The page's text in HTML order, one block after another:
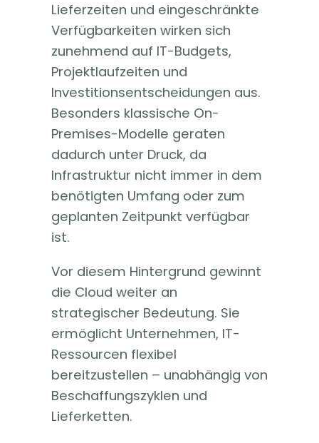
Lieferzeiten und eingeschränkte
Verfügbarkeiten wirken sich
zunehmend auf IT-Budgets,
Projektlaufzeiten und
Investitionsentscheidungen aus.
Besonders klassische On-
Premises-Modelle geraten
dadurch unter Druck, da
Infrastruktur nicht immer in dem
benötigten Umfang oder zum
geplanten Zeitpunkt verfügbar
ist.
Vor diesem Hintergrund gewinnt
die Cloud weiter an
strategischer Bedeutung. Sie
ermöglicht Unternehmen, IT-
Ressourcen flexibel
bereitzustellen – unabhängig von
Beschaffungszyklen und
Lieferketten.